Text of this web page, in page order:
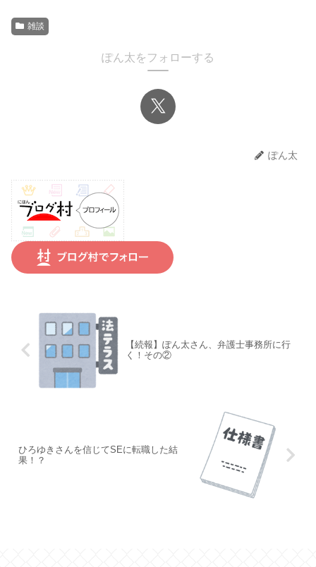
雑談
ぽん太をフォローする
ぽん太
【続報】ぽん太さん、弁護士事務所に行
く！その②
ひろゆきさんを信じてSEに転職した結
果！？